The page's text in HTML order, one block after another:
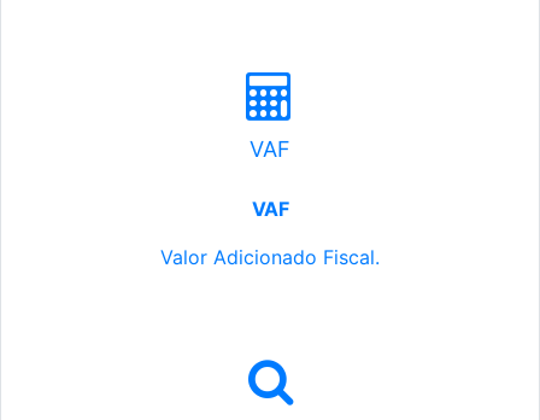
VAF
VAF
Valor Adicionado Fiscal.